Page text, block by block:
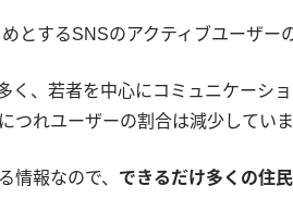
とするSNSのアクティブユーザー
く、若者を中心にコミュニケーシ
つれユーザーの割合は減少していま
情報なので、 できるだけ多くの住